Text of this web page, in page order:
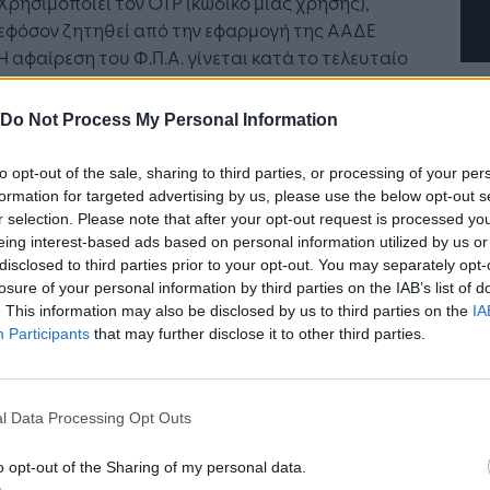
Do Not Process My Personal Information
opt-out of the sale, sharing to third parties, or processing of your
for targeted advertising by us, please use the below opt-out
selection. Please note that after your opt-out request is processed
interest-based ads based on personal information utilized by us
to third parties prior to your opt-out. You may separately
of your personal information by third parties on the IAB’s list of
This information may also be disclosed by us to third parties on the
Participants that may further disclose it to other third parties.
Data Processing Opt Outs
opt-out of the Sharing of my personal data.
ζητηθεί από την εφαρμογή της ΑΑΔΕ
αφαίρεση του Φ.Π.Α. γίνεται κατά το τελευταίο
της παραγγελίας
προϋπόθεση για να πραγματοποιήσει
είναι να πιστοποιήσει πως δικαιούται τη
απαλλαγή μέσω της ιστοσελίδας της
επιλέγοντας την κατηγορία Υπηρεσία
39α, παρ.5.
#1 omnichannel retailer στη χώρα,
τις δυνατότητες και για τους
προσφέροντάς τους περισσότερες
επιτρέποντάς τους να ζουν μια
και πιο ευέλικτη καθημερινότητα, στο
αλλά και στο σπίτι.